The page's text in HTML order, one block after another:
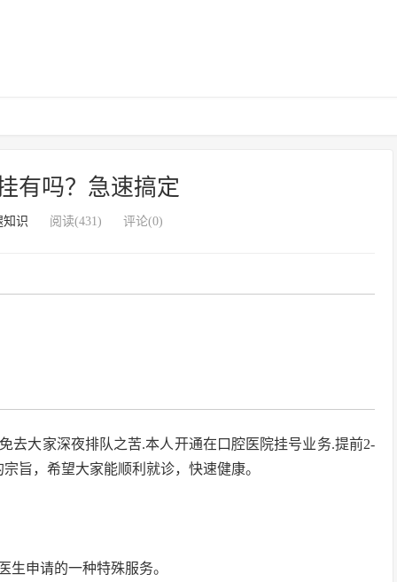
有吗？急速搞定
知识 阅读(431) 评论(0)
去大家深夜排队之苦.本人开通在口腔医院挂号业务.提前2-
旨，希望大家能顺利就诊，快速健康。
生申请的一种特殊服务。